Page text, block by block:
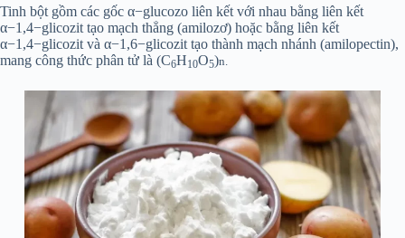
Tinh bột gồm các gốc α−glucozo liên kết với nhau bằng liên kết
α−1,4−glicozit tạo mạch thẳng (amilozơ) hoặc bằng liên kết
α−1,4−glicozit và α−1,6−glicozit tạo thành mạch nhánh (amilopectin),
mang công thức phân tử là (C6H10O5)n.